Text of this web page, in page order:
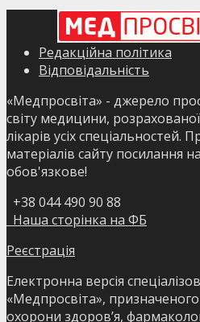
Редакційна політика
Відповідальність
«Медпросвіта» - джерело
світу медицини,
лікарів усіх спеціальностей.
матеріалів сайту посилання
обов'язкове!
+38 044 490 90 88
Наша сторінка на ФБ
Реєстрація
Електронна версія
«Медпросвіта»,
охорони здоров’я,